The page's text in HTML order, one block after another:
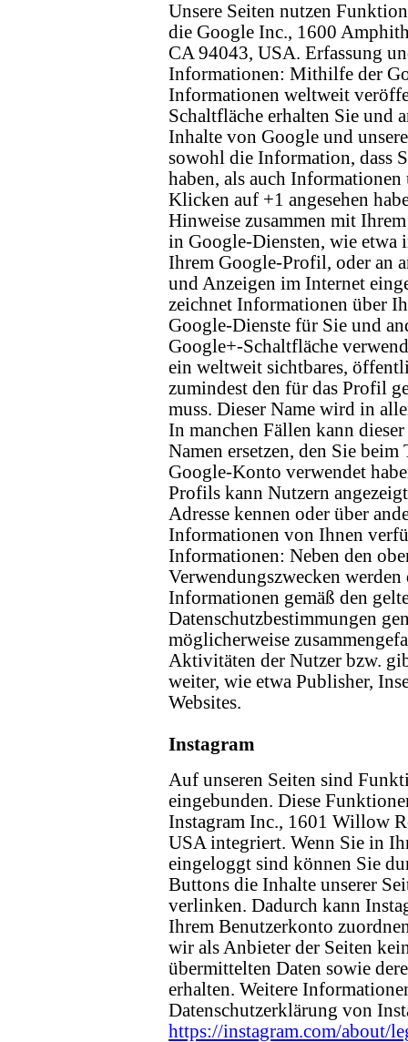
Unsere Seiten nutzen
die Google Inc., 1600
CA 94043, USA. Erfassung
Informationen: Mithilfe der
Informationen weltweit
Schaltfläche erhalten Sie und
Inhalte von Google und
sowohl die Information, dass
haben, als auch
Klicken auf +1 angesehen
Hinweise zusammen mit
in Google-Diensten, wie etwa
Ihrem Google-Profil, oder an
und Anzeigen im Internet
zeichnet Informationen über
Google-Dienste für Sie und
Google+-Schaltfläche
ein weltweit sichtbares,
zumindest den für das Profil
muss. Dieser Name wird in
In manchen Fällen kann
Namen ersetzen, den Sie
Google-Konto verwendet
Profils kann Nutzern
Adresse kennen oder über
Informationen von Ihnen
Informationen: Neben den
Verwendungszwecken
Informationen gemäß den
Datenschutzbestimmungen
möglicherweise
Aktivitäten der Nutzer bzw.
weiter, wie etwa Publisher,
Websites.
Instagram
Auf unseren Seiten sind
eingebunden. Diese
Instagram Inc., 1601 Willow
USA integriert. Wenn Sie in
eingeloggt sind können Sie
Buttons die Inhalte unserer
verlinken. Dadurch kann
Ihrem Benutzerkonto
wir als Anbieter der Seiten
übermittelten Daten sowie
erhalten. Weitere
Datenschutzerklärung von
https://instagram.com/about/